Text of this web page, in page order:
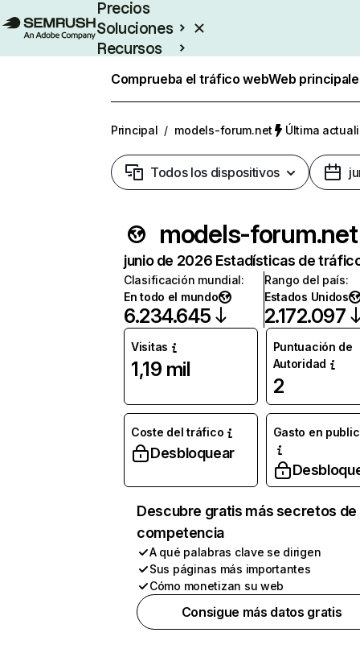
Precios
Soluciones
Recursos
Comprueba el tráfico webWeb
Principal / models-forum.net Última
Todos los dispositivos
models-forum.net
junio de 2026 Estadísticas de
Clasificación mundial:
En todo el mundo
6.234.645
Rango del país:
Estados Unidos
2.172.097
Visitas
1,19 mil
Puntuación de
Autoridad
2
Coste del tráfico
Desbloquear
Gasto en
Descubre gratis más secretos de
competencia
A qué palabras clave se dirigen
Sus páginas más importantes
Cómo monetizan su web
Consigue más datos gratis